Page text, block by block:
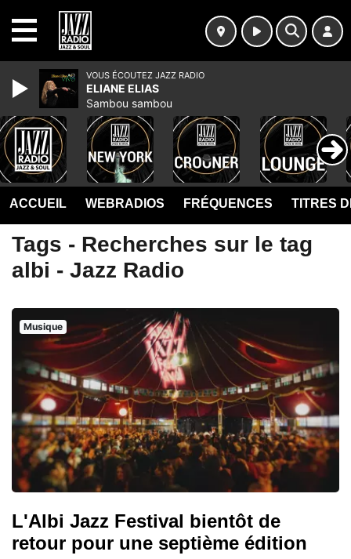
ACCUEIL WEBRADIOS FRÉQUENCES TITRES
Tags - Recherches sur le tag
albi - Jazz Radio
Musique
L'Albi Jazz Festival bientôt de
retour pour une septième édition
VOUS ÉCOUTEZ JAZZ RADIO
ELIANE ELIAS
Sambou sambou